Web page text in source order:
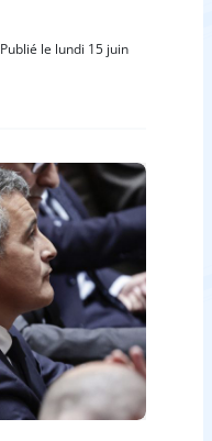
Publié le lundi 15 juin